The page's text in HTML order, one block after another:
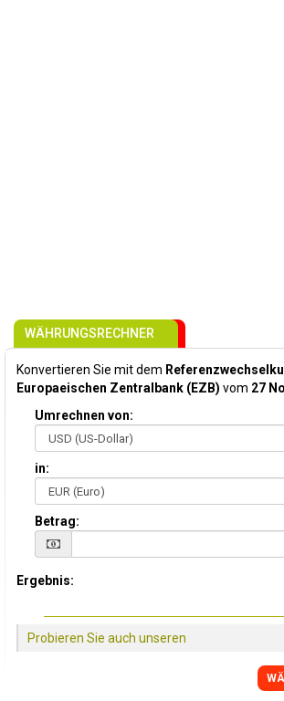
WÄHRUNGSRECHNER
Konvertieren Sie mit dem
Europaeischen Zentralbank (EZB) vom 27
Umrechnen von:
in:
Betrag:
Ergebnis:
Probieren Sie auch unseren